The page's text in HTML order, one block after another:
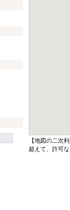
【地図の二次
超えて、許可